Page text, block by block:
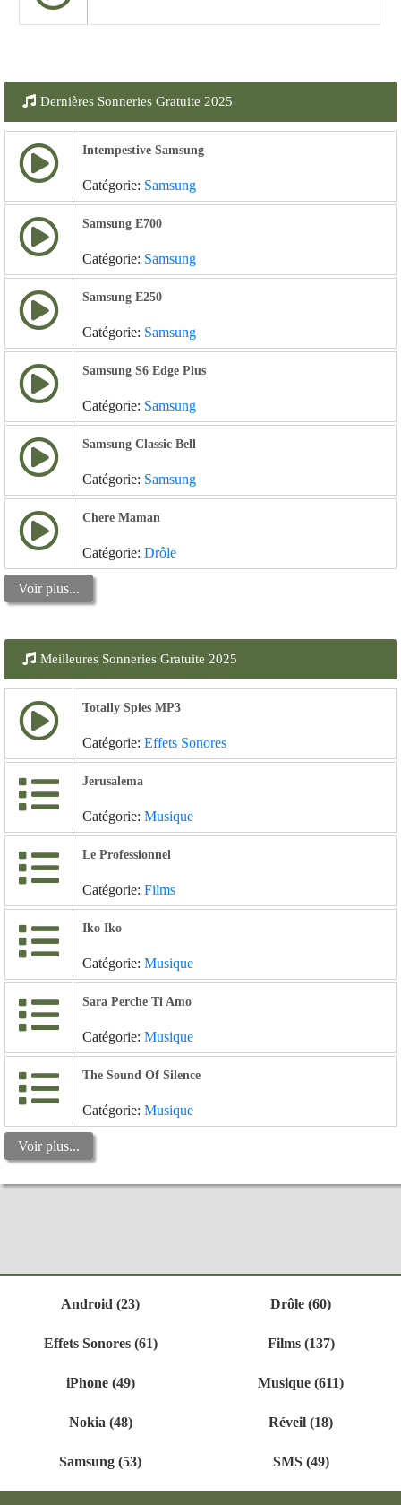
Dernières Sonneries Gratuite 2025
Intempestive Samsung
Catégorie: Samsung
Samsung E700
Catégorie: Samsung
Samsung E250
Catégorie: Samsung
Samsung S6 Edge Plus
Catégorie: Samsung
Samsung Classic Bell
Catégorie: Samsung
Chere Maman
Catégorie: Drôle
Voir plus...
Meilleures Sonneries Gratuite 2025
Totally Spies MP3
Catégorie: Effets Sonores
Jerusalema
Catégorie: Musique
Le Professionnel
Catégorie: Films
Iko Iko
Catégorie: Musique
Sara Perche Ti Amo
Catégorie: Musique
The Sound Of Silence
Catégorie: Musique
Voir plus...
Android (23) Drôle (60)
Effets Sonores (61) Films (137)
iPhone (49) Musique (611)
Nokia (48) Réveil (18)
Samsung (53) SMS (49)